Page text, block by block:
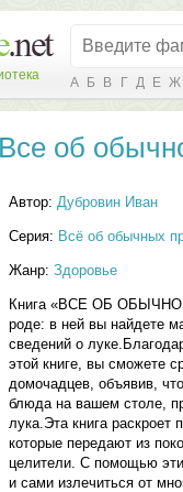
А Б В Г Д Е Ж
Все об
Автор: Дубровин Иван
Серия: Всё об обычных
Жанр: Здоровье
Книга «ВСЕ ОБ
роде: в ней вы найдете
сведений о
этой книге, вы сможете
домочадцев, объявив,
блюда на вашем столе,
лука.Эта книга раскроет
которые передают из
целители. С помощью
и сами излечиться от